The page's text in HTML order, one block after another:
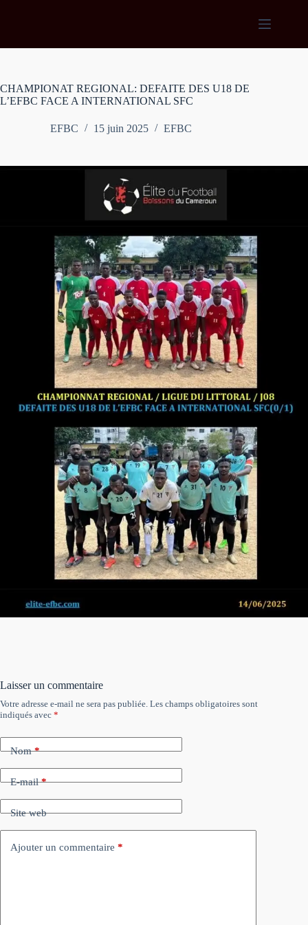
CHAMPIONAT REGIONAL: DEFAITE DES U18 DE
L’EFBC FACE A INTERNATIONAL SFC
EFBC 15 juin 2025 EFBC
Laisser un commentaire
Votre adresse e-mail ne sera pas publiée. Les champs obligatoires sont
indiqués avec *
Nom*
E-mail*
Site web
Ajouter un commentaire *